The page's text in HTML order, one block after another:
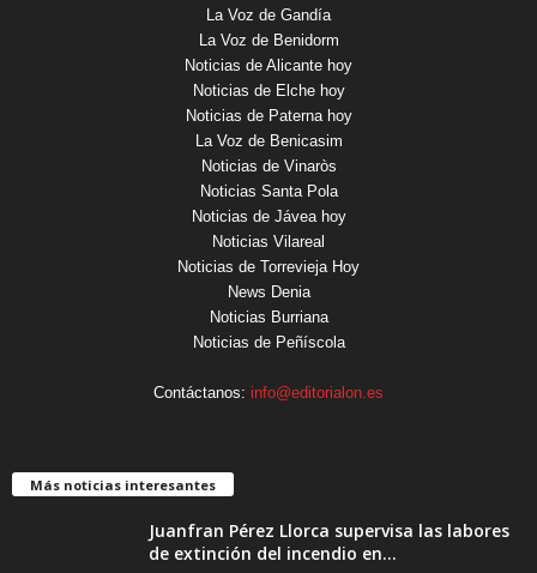
La Voz de Gandía
La Voz de Benidorm
Noticias de Alicante hoy
Noticias de Elche hoy
Noticias de Paterna hoy
La Voz de Benicasim
Noticias de Vinaròs
Noticias Santa Pola
Noticias de Jávea hoy
Noticias Vilareal
Noticias de Torrevieja Hoy
News Denia
Noticias Burriana
Noticias de Peñíscola
Contáctanos: info@editorialon.es
Más noticias interesantes
Juanfran Pérez Llorca supervisa las labores
de extinción del incendio en...